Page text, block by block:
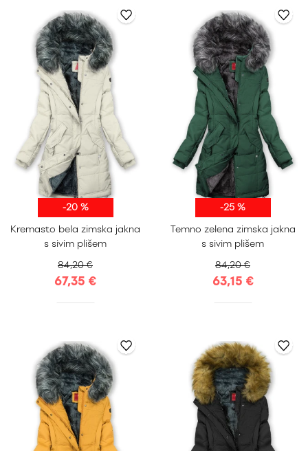
-20 %
Kremasto bela zimska jakna
s sivim plišem
84,20 €
67,35 €
S M L
XL
-25 %
Temno zelena zimska jakna
s sivim plišem
84,20 €
63,15 €
S M L
XL